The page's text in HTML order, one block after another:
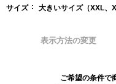
サイズ 大きいサイズ（XXL、
表示方法の変更
ご希望の条件で